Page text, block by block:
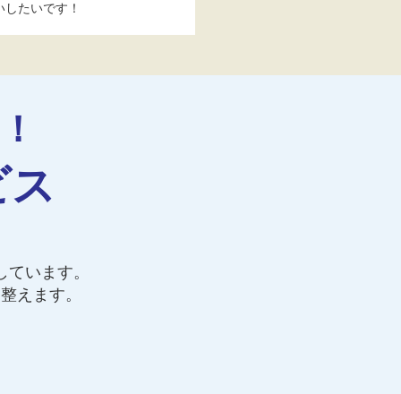
たいです！
います。
えます。